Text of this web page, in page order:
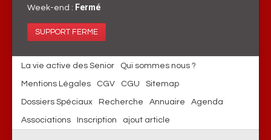
Week-end : Fermé
SUPPORT FERME
La vie active des Senior Qui sommes nous ?
Mentions Légales CGV CGU Sitemap
Dossiers Spéciaux Recherche Annuaire Agenda
Associations Inscription ajout article